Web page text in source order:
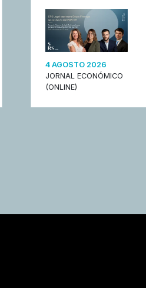
4 AGOSTO 2026
JORNAL ECONÓMICO
(ONLINE)